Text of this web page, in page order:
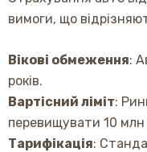
вимоги, що
Вікові обмеження:
років.
Вартісний ліміт:
перевищувати 10 млн
Тарифікація: